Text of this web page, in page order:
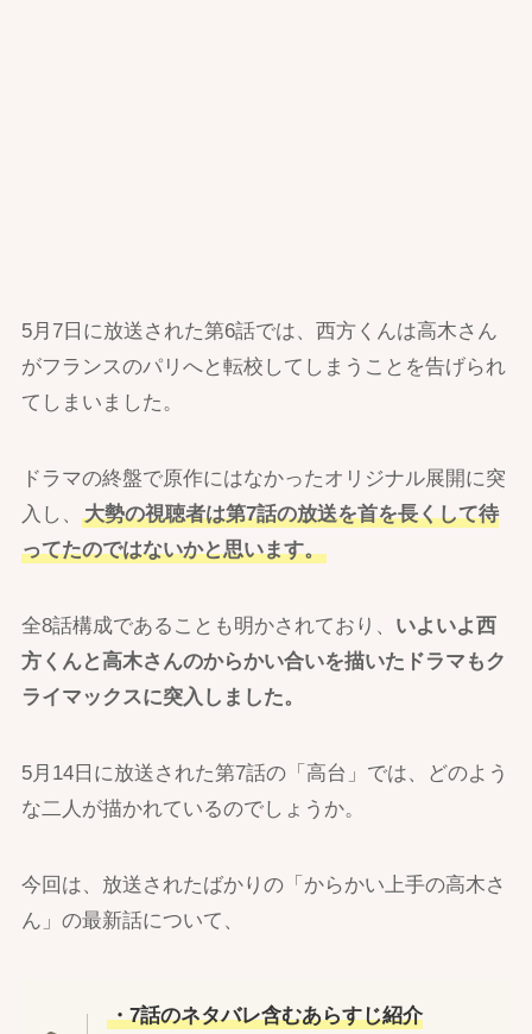
5月7日に放送された第6話では、西方くんは高木さん
がフランスのパリへと転校してしまうことを告げられ
てしまいました。
ドラマの終盤で原作にはなかったオリジナル展開に突
入し、
大勢の視聴者は第7話の放送を首を長くして待
ってたのではないかと思います。
全8話構成であることも明かされており、 いよいよ西
方くんと高木さんのからかい合いを描いたドラマもク
ライマックスに突入しました。
5月14日に放送された第7話の「高台」では、どのよう
な二人が描かれているのでしょうか。
今回は、放送されたばかりの「からかい上手の高木さ
ん」の最新話について、
・7話のネタバレ含むあらすじ紹介